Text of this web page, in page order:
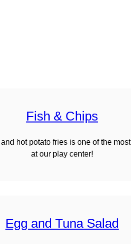
Fish & Chips
hot potato fries is one of the
at our play center!
Egg and Tuna Salad